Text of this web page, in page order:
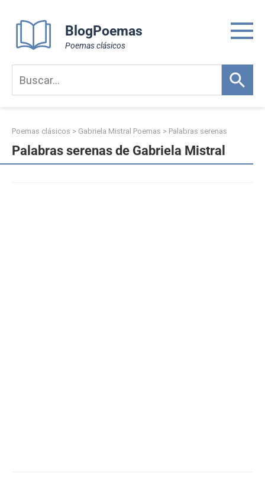
content
BlogPoemas
Poemas clásicos
Poemas clásicos > Gabriela Mistral Poemas > Palabras serenas
Palabras serenas de Gabriela Mistral